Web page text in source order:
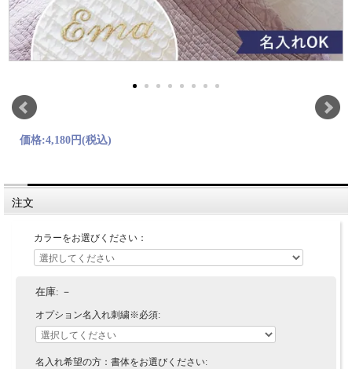
価格:4,180円(税込)
注文
カラーをお選びください：
在庫: －
オプション名入れ刺繍※必須:
名入れ希望の方：書体をお選びください: